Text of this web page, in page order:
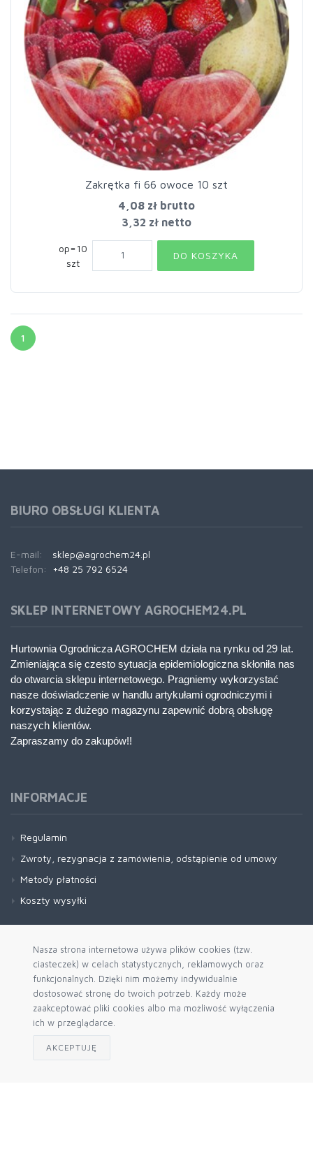
Nasza strona internetowa używa plików cookies (tzw.
ciasteczek) w celach statystycznych, reklamowych oraz
funkcjonalnych. Dzięki nim możemy indywidualnie
dostosować stronę do twoich potrzeb. Każdy może
zaakceptować pliki cookies albo ma możliwość wyłączenia
ich w przeglądarce.
AKCEPTUJĘ
Zakrętka fi 66 owoce 10 szt
4,08 zł brutto
3,32 zł netto
op=10
szt
DO KOSZYKA
1
BIURO OBSŁUGI KLIENTA
E-mail:
sklep@agrochem24.pl
Telefon:
+48 25 792 6524
SKLEP INTERNETOWY AGROCHEM24.PL
Hurtownia Ogrodnicza AGROCHEM działa na rynku od 29 lat.
Zmieniająca się czesto sytuacja epidemiologiczna skłoniła nas
do otwarcia sklepu internetowego. Pragniemy wykorzystać
nasze doświadczenie w handlu artykułami ogrodniczymi i
korzystając z dużego magazynu zapewnić dobrą obsługę
naszych klientów.
Zapraszamy do zakupów!!
INFORMACJE
Regulamin
Zwroty, rezygnacja z zamówienia, odstąpienie od umowy
Metody płatności
Koszty wysyłki